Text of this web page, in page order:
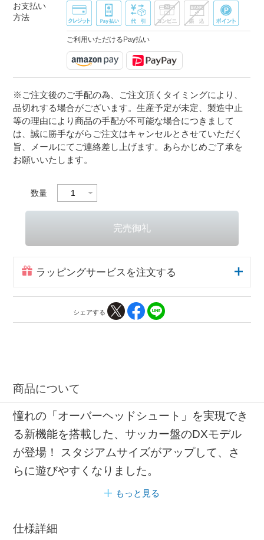
お支払い
方法
ご利用いただけるPay払い
※ご注文後のご手配の為、ご注文頂くタイミングにより、
品切れする場合がございます。生産予定が未定、製造中止
等の理由により商品の手配が不可能な場合につきまして
は、誠に勝手ながらご注文はキャンセルとさせていただく
旨、メールにてご連絡差し上げます。あらかじめご了承を
お願いいたします。
数量
ラッピングサービスを注文する
シェアする
商品について
憧れの「オーバーヘッドシュート」を実現でき
る新機能を搭載した、サッカー盤のDXモデル
が登場！ スタジアムサイズがアップして、さ
らに遊びやすくなりました。
もっと見る
仕様詳細